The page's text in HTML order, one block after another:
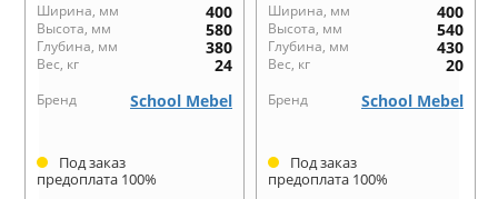
Ширина, мм 400
Высота, мм 580
Глубина, мм 380
Вес, кг 24
Бренд School Mebel
Под заказ
предоплата 100%
Ширина, мм 400
Высота, мм 540
Глубина, мм 430
Вес, кг 20
Бренд School Mebel
Под заказ
предоплата 100%